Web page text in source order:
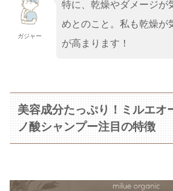
ガジャー
特に、乾燥やダメージが
めとのこと。私も乾燥が
が高まります！
美容成分たっぷり！ミルエオ
ノ酸シャンプー注目の特徴